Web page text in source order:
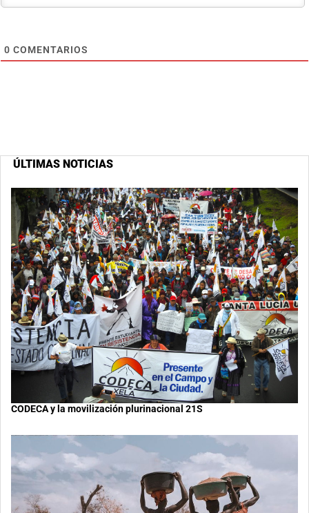
0 COMENTARIOS
ÚLTIMAS NOTICIAS
CODECA y la movilización plurinacional 21S